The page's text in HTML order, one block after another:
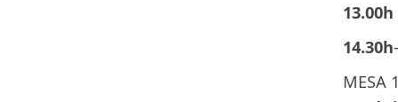
13.00h
14.30h
MESA